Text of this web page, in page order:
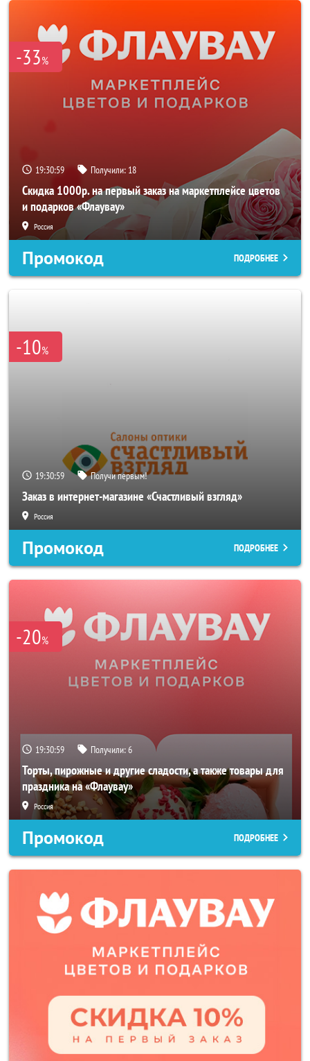
-33%
19:30:56 Получили: 18
Скидка 1000р. на первый заказ на маркетплейсе цветов
и подарков «Флаувау»
Россия
Промокод ПОДРОБНЕЕ
-10%
19:30:56 Получи первым!
Заказ в интернет-магазине «Счастливый взгляд»
Россия
Промокод ПОДРОБНЕЕ
-20%
19:30:56 Получили:6
Торты, пирожные и другие сладости, а также товары для
праздника на «Флаувау»
Россия
Промокод ПОДРОБНЕЕ